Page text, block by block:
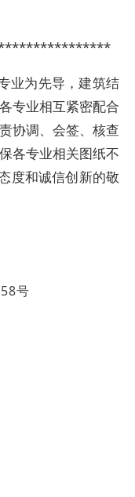
业为先导，建筑结
专业相互紧密配合
协调、会签、核查
各专业相关图纸不
度和诚信创新的敬
号